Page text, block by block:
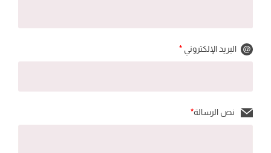
البريد الإلكتروني *
نص الرسالة*